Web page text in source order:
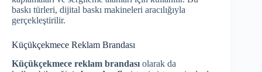
baskı türleri, dijital baskı makineleri aracılığıyla
gerçekleştirilir.
Küçükçekmece Reklam Brandası
Küçükçekmece reklam brandası olarak da